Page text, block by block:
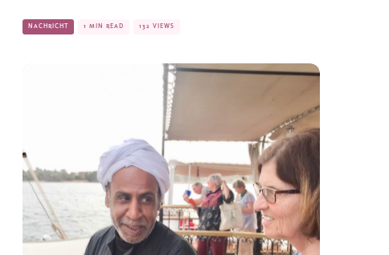
NACHRICHT 1 MIN READ 132 VIEWS